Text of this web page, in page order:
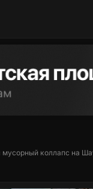
мусорный коллапс на